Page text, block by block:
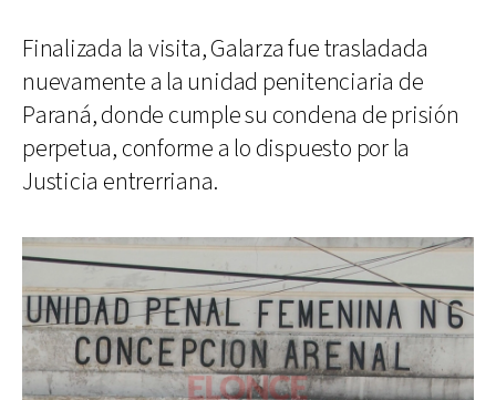
Finalizada la visita, Galarza fue trasladada
nuevamente a la unidad penitenciaria de
Paraná, donde cumple su condena de prisión
perpetua, conforme a lo dispuesto por la
Justicia entrerriana.